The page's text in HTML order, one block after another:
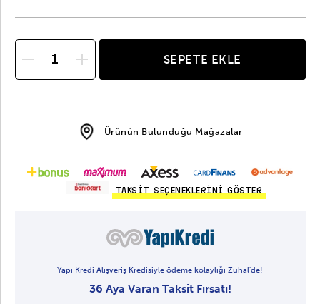
SEPETE EKLE
Ürünün Bulunduğu Mağazalar
TAKSİT SEÇENEKLERİNİ GÖSTER
Yapı Kredi Alışveriş Kredisiyle ödeme kolaylığı Zuhal'de!
36 Aya Varan Taksit Fırsatı!